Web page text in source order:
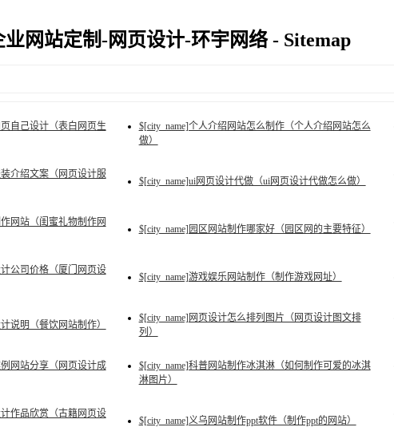
网站定制-网页设计-环宇网络 - Sitemap
自己设计（表白网页生
$[city_name]个人介绍网站怎么制作（个人介绍网站怎么
做）
介绍文案（网页设计服
$[city_name]ui网页设计代做（ui网页设计代做怎么做）
网站（闺蜜礼物制作网
$[city_name]园区网站制作哪家好（园区网的主要特征）
公司价格（厦门网页设
$[city_name]游戏娱乐网站制作（制作游戏网址）
说明（餐饮网站制作）
$[city_name]网页设计怎么排列图片（网页设计图文排
列）
网站分享（网页设计成
$[city_name]科普网站制作冰淇淋（如何制作可爱的冰淇
淋图片）
作品欣赏（古籍网页设
$[city_name]义乌网站制作ppt软件（制作ppt的网站）